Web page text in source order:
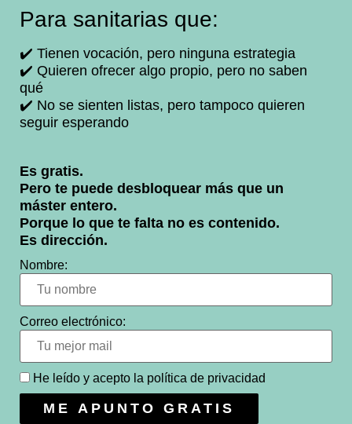
Para sanitarias que:
✔️ Tienen vocación, pero ninguna estrategia
✔️ Quieren ofrecer algo propio, pero no saben
qué
✔️ No se sienten listas, pero tampoco quieren
seguir esperando
Es gratis.
Pero te puede desbloquear más que un
máster entero.
Porque lo que te falta no es contenido.
Es dirección.
Nombre:
Correo electrónico:
He leído y acepto la política de privacidad